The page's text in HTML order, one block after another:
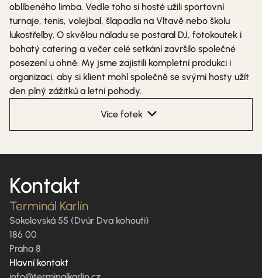
oblíbeného limba. Vedle toho si hosté užili sportovní
turnaje, tenis, volejbal, šlapadla na Vltavě nebo školu
lukostřelby. O skvělou náladu se postaral DJ, fotokoutek i
bohatý catering a večer celé setkání završilo společné
posezení u ohně. My jsme zajistili kompletní produkci i
organizaci, aby si klient mohl společně se svými hosty užít
den plný zážitků a letní pohody.
Více fotek
Kontakt
Terminál Karlín
Sokolovská 55 (Dvůr Dva kohouti)
186 00
Praha 8
Hlavní kontakt